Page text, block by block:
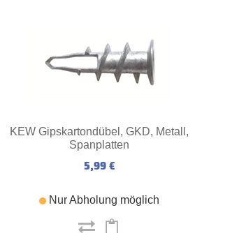
KEW Gipskartondübel, GKD, Metall,
Spanplatten
5,99 €
Nur Abholung möglich